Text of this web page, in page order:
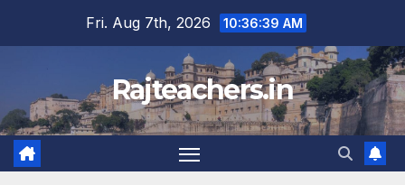
Fri. Aug 7th, 2026 10:36:40 AM
Rajteachers.in